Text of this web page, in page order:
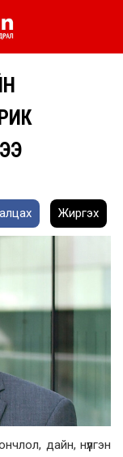
Жиргэх
дайн, нүүлгэн